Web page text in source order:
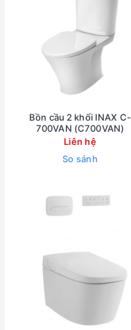
Bồn cầu 2 khối INAX C-
700VAN (C700VAN)
Liên hệ
So sánh